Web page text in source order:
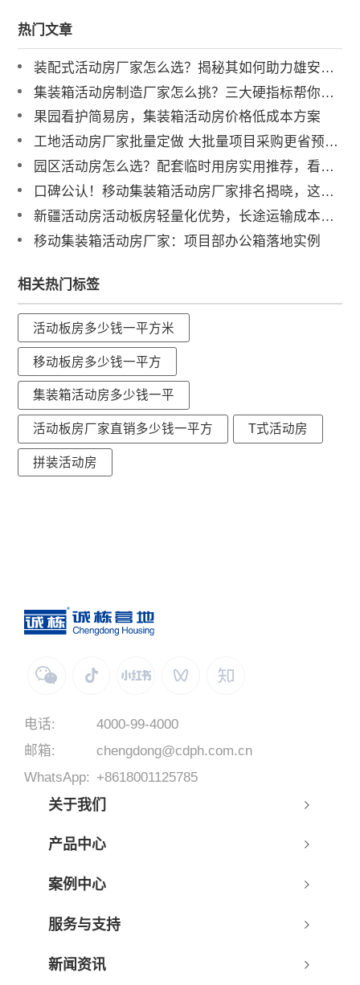
热门文章
装配式活动房厂家怎么选？揭秘其如何助力雄安、冬奥等国家级大项目
集装箱活动房制造厂家怎么挑？三大硬指标帮你避坑！
果园看护简易房，集装箱活动房价格低成本方案
工地活动房厂家批量定做 大批量项目采购更省预算，最高可降本30%
园区活动房怎么选？配套临时用房实用推荐，看这篇就够了！
口碑公认！移动集装箱活动房厂家排名揭晓，这家企业服务全球100国
新疆活动房活动板房轻量化优势，长途运输成本更低选诚栋
移动集装箱活动房厂家：项目部办公箱落地实例
相关热门标签
活动板房多少钱一平方米
移动板房多少钱一平方
集装箱活动房多少钱一平
活动板房厂家直销多少钱一平方 T式活动房
拼装活动房
电话:
4000-99-4000
邮箱:
chengdong@cdph.com.cn
WhatsApp: +8618001125785
关于我们
产品中心
案例中心
服务与支持
新闻资讯